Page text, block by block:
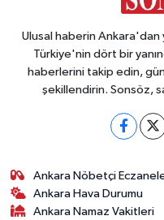
Ulusal haberin Ankara'dan
Türkiye'nin dört bir
haberlerini takip edin,
şekillendirin. Sonsöz,
Ankara Nöbetçi
Ankara Hava Durumu
Ankara Namaz Vakitleri